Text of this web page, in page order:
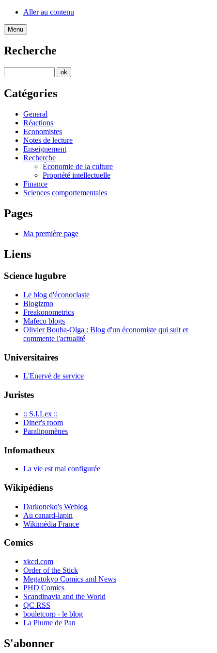
Aller au contenu
Menu
Recherche
Catégories
General
Réactions
Economistes
Notes de lecture
Enseignement
Recherche
Économie de la culture
Propriété intellectuelle
Finance
Sciences comportementales
Pages
Ma première page
Liens
Science lugubre
Le blog d'éconoclaste
Blogizmo
Freakonometrics
Mafeco blogs
Olivier Bouba-Olga : Blog d'un économiste qui suit et
commente l'actualité
Universitaires
L'Enervé de service
Juristes
:: S.I.Lex ::
Diner's room
Paralipomènes
Infomatheux
La vie est mal configurée
Wikipédiens
Darkoneko's Weblog
Au canard-lapin
Wikimédia France
Comics
xkcd.com
Order of the Stick
Megatokyo Comics and News
PHD Comics
Scandinavia and the World
QC RSS
bouletcorp - le blog
La Plume de Pan
S'abonner